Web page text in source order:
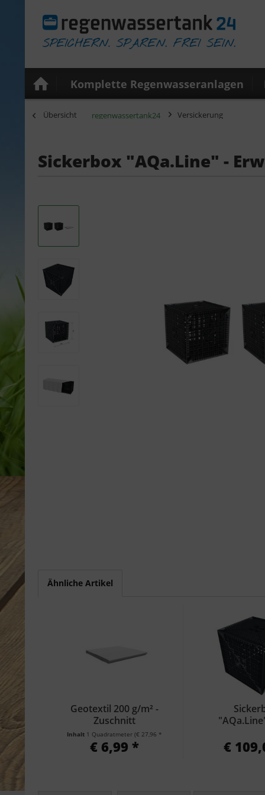
Komplette Regenwasseranlagen
Übersicht regenwassertank24 Versickerung
Sickerbox "AQa.Line" -
Ähnliche Artikel
Geotextil 200 g/m² -
Zuschnitt
Inhalt 1 Quadratmeter (€ 27,96 * / 4 Quadratmeter)
€ 6,99 * €